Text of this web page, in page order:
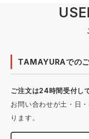
TAMAYURAでの
ご注文は24時間受付し
お問い合わせが土・日
ります。